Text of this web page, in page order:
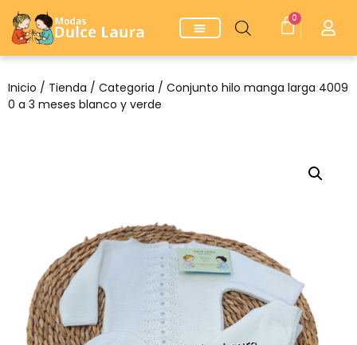
0
Inicio / Tienda / Categoria / Conjunto hilo manga larga 4009
0 a 3 meses blanco y verde